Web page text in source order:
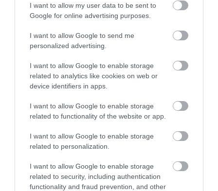
I want to allow my user data to be sent to
Google for online advertising purposes.
I want to allow Google to send me
personalized advertising.
I want to allow Google to enable storage
related to analytics like cookies on web or
device identifiers in apps.
I want to allow Google to enable storage
related to functionality of the website or app.
I want to allow Google to enable storage
related to personalization.
I want to allow Google to enable storage
related to security, including authentication
functionality and fraud prevention, and other
A Suzukié volt a tavalyi év, rekord
Megvan a Suzuki palettába ágyazott
Toyota Corolla…